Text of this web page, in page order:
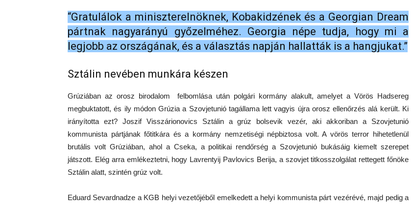
“Gratulálok a miniszterelnöknek, Kobakidzének és a Georgian Dream
pártnak nagyarányú győzelméhez. Georgia népe tudja, hogy mi a
legjobb az országának, és a választás napján hallatták is a hangjukat.”
Sztálin nevében munkára készen
Grúziában az orosz birodalom felbomlása után polgári kormány alakult, amelyet a Vörös Hadsereg
megbuktatott, és ily módon Grúzia a Szovjetunió tagállama lett vagyis újra orosz ellenőrzés alá került. Ki
irányította ezt? Joszif Visszárionovics Sztálin a grúz bolsevik vezér, aki akkoriban a Szovjetunió
kommunista pártjának főtitkára és a kormány nemzetiségi népbiztosa volt. A vörös terror hihetetlenül
brutális volt Grúziában, ahol a Cseka, a politikai rendőrség a Szovjetunió bukásáig kiemelt szerepet
játszott. Elég arra emlékeztetni, hogy Lavrentyij Pavlovics Berija, a szovjet titkosszolgálat rettegett főnöke
Sztálin alatt, szintén grúz volt.
Eduard Sevardnadze a KGB helyi vezetőjéből emelkedett a helyi kommunista párt vezérévé, majd pedig a